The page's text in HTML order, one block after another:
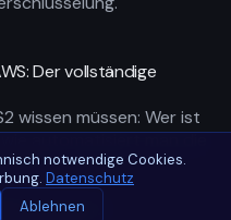
Der vollständige
wissen müssen: Wer ist
automatisiert man die
tut.
Scanner
notwendige Cookies.
Datenschutz
Ablehnen